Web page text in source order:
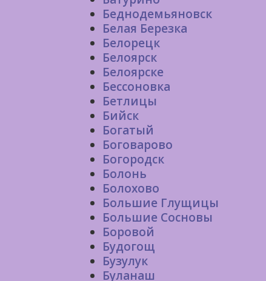
Беднодемьяновск
Белая Березка
Белорецк
Белоярск
Белоярске
Бессоновка
Бетлицы
Бийск
Богатый
Боговарово
Богородск
Болонь
Болохово
Большие Глущицы
Большие Сосновы
Боровой
Будогощ
Бузулук
Буланаш